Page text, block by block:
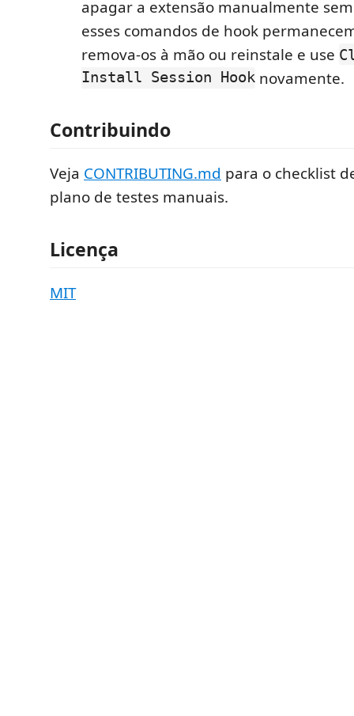
apagar a extensão manualmente
esses comandos de hook
remova-os à mão ou reinstale e use
Install Session Hook novamente.
Contribuindo
Veja CONTRIBUTING.md para o checklist
plano de testes manuais.
Licença
MIT